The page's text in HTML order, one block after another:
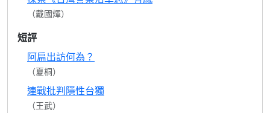
（戴國煇）
短評
阿扁出訪何為？
（夏桐）
連戰批判隱性台獨
（王武）